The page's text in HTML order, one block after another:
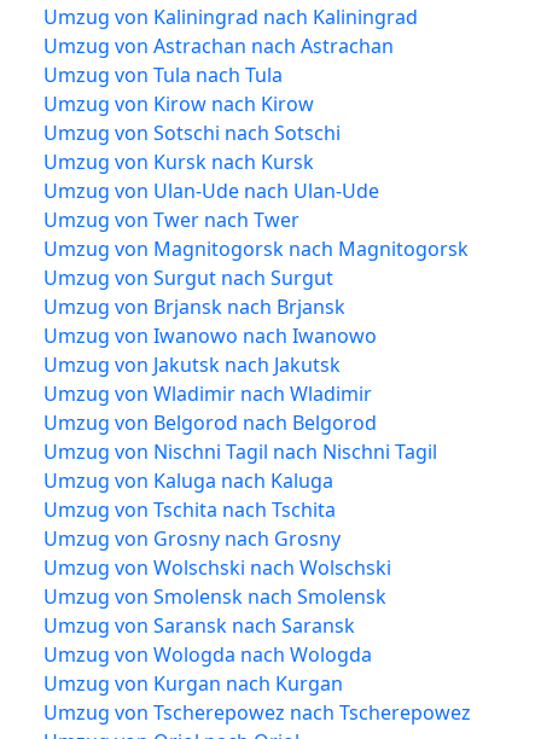
Umzug von Kaliningrad nach Kaliningrad
Umzug von Astrachan nach Astrachan
Umzug von Tula nach Tula
Umzug von Kirow nach Kirow
Umzug von Sotschi nach Sotschi
Umzug von Kursk nach Kursk
Umzug von Ulan-Ude nach Ulan-Ude
Umzug von Twer nach Twer
Umzug von Magnitogorsk nach Magnitogorsk
Umzug von Surgut nach Surgut
Umzug von Brjansk nach Brjansk
Umzug von Iwanowo nach Iwanowo
Umzug von Jakutsk nach Jakutsk
Umzug von Wladimir nach Wladimir
Umzug von Belgorod nach Belgorod
Umzug von Nischni Tagil nach Nischni Tagil
Umzug von Kaluga nach Kaluga
Umzug von Tschita nach Tschita
Umzug von Grosny nach Grosny
Umzug von Wolschski nach Wolschski
Umzug von Smolensk nach Smolensk
Umzug von Saransk nach Saransk
Umzug von Wologda nach Wologda
Umzug von Kurgan nach Kurgan
Umzug von Tscherepowez nach Tscherepowez